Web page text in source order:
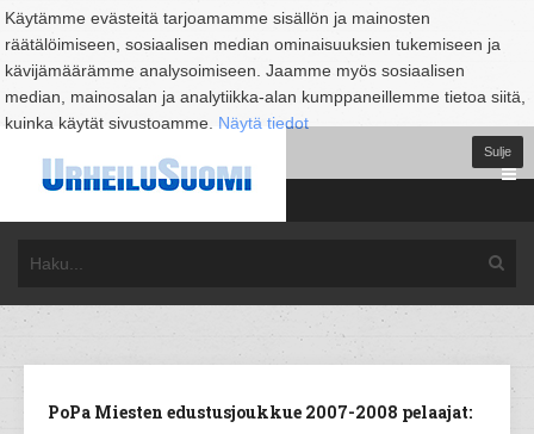
Käytämme evästeitä tarjoamamme sisällön ja mainosten
räätälöimiseen, sosiaalisen median ominaisuuksien tukemiseen ja
kävijämäärämme analysoimiseen. Jaamme myös sosiaalisen
median, mainosalan ja analytiikka-alan kumppaneillemme tietoa siitä,
kuinka käytät sivustoamme. Näytä tiedot
Sulje
PoPa Miesten edustusjoukkue 2007-2008 pelaajat: